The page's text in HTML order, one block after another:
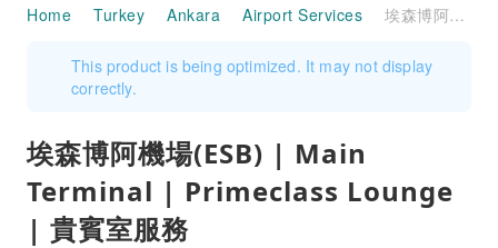
Home Turkey Ankara Airport Services 埃森博阿機場(ESB) | Main Terminal | Primeclass Lounge | 貴賓室服務
This product is being optimized. It may not display
correctly.
埃森博阿機場(ESB) | Main
Terminal | Primeclass Lounge
| 貴賓室服務